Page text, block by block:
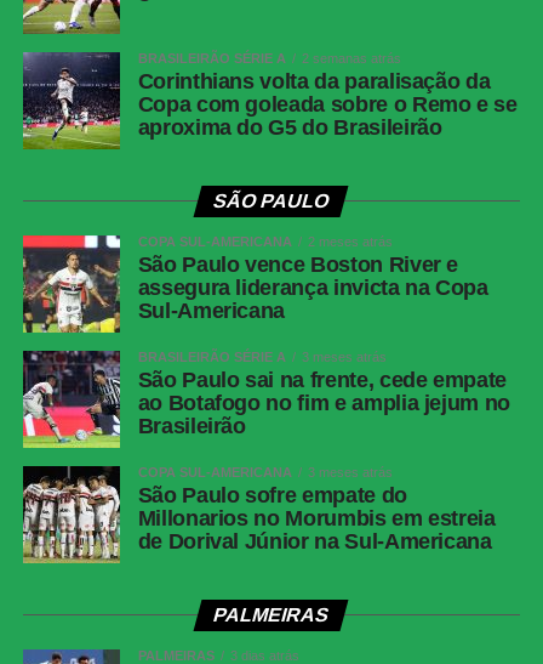
Independiente
Medellín
Jhan Mena Hinestroza; Didier Moreno
(Perlaza) e Loboa (Yony González);
Córdoba (Klinger), Martegani e Montaño
(Cataño); Medina. Técnico: Luis Amaranto
WhatsApp
Facebook
Twitter
Messenger
LinkedIn
Share
BRASILEIRÃO SÉRIE A 2 semanas atrás
Corinthians volta da paralisação da
Copa com goleada sobre o Remo e se
aproxima do G5 do Brasileirão
SÃO PAULO
COPA SUL-AMERICANA 2 meses atrás
São Paulo vence Boston River e
assegura liderança invicta na Copa
Sul-Americana
BRASILEIRÃO SÉRIE A 3 meses atrás
São Paulo sai na frente, cede empate
ao Botafogo no fim e amplia jejum no
Brasileirão
COPA SUL-AMERICANA 3 meses atrás
São Paulo sofre empate do
Millonarios no Morumbis em estreia
de Dorival Júnior na Sul-Americana
PALMEIRAS
PALMEIRAS 3 dias atrás